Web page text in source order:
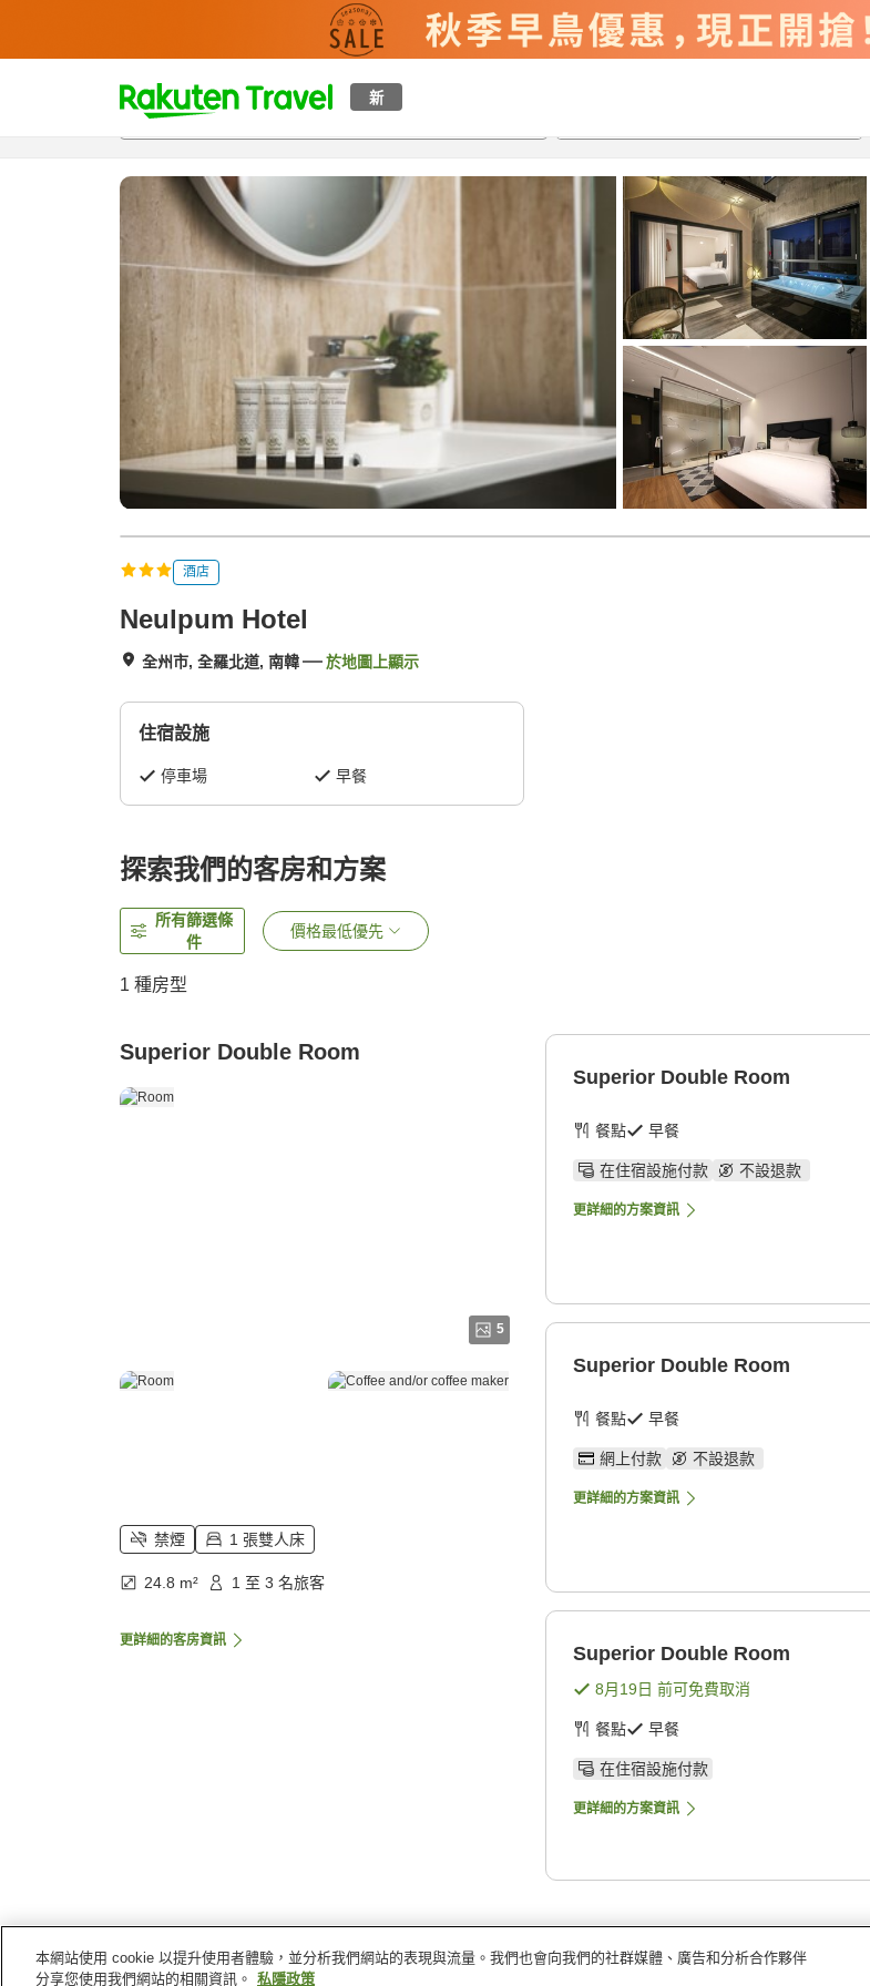
新
t
p
a
概覽房間及住宿方案 評價設施
酒店
Neulpum Hotel
全州市, 全羅北道, 南韓 於地圖上顯示
住宿設施
停車場 早餐
探索我們的客房和方案
所有篩選條
件
價格最低優先
1 種房型
Superior Double Room
5
禁煙 1 張雙人床
24.8 m² 1 至 3 名旅客
更詳細的客房資訊
Superior Double Room
餐點 早餐
在住宿設施付款 不設退款
更詳細的方案資訊
Superior Double Room
餐點 早餐
網上付款 不設退款
更詳細的方案資訊
Superior Double Room
8月19日 前可免費取消
餐點 早餐
在住宿設施付款
更詳細的方案資訊
主頁 南韓 全羅北道
本網站使用 cookie 以提升使用者體驗，並分析我們網站的表現與流量。我們也會向我們的社群媒體、廣告和分析合作夥伴
分享您使用我們網站的相關資訊。 私隱政策